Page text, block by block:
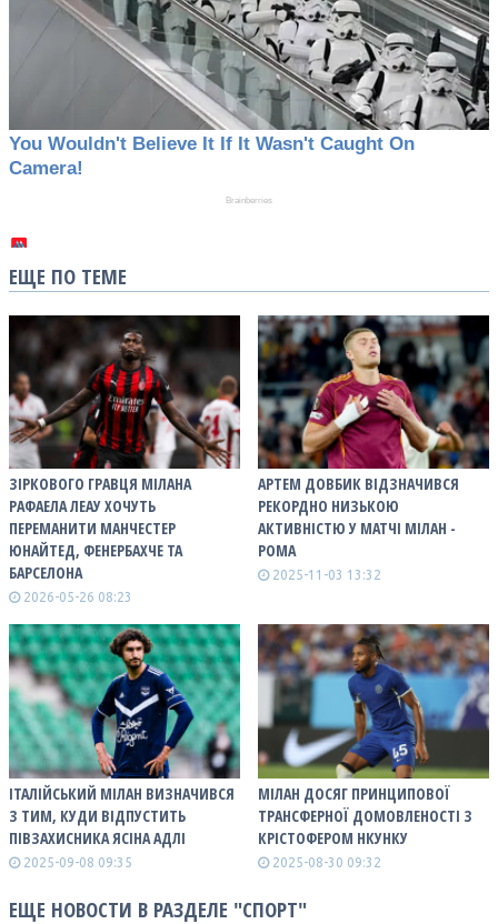
ЕЩЕ ПО ТЕМЕ
ЗІРКОВОГО ГРАВЦЯ МІЛАНА
РАФАЕЛА ЛЕАУ ХОЧУТЬ
ПЕРЕМАНИТИ МАНЧЕСТЕР
ЮНАЙТЕД, ФЕНЕРБАХЧЕ ТА
БАРСЕЛОНА
2026-05-26 08:23
АРТЕМ ДОВБИК ВІДЗНАЧИВСЯ
РЕКОРДНО НИЗЬКОЮ
АКТИВНІСТЮ У МАТЧІ МІЛАН -
РОМА
2025-11-03 13:32
ІТАЛІЙСЬКИЙ МІЛАН ВИЗНАЧИВСЯ
З ТИМ, КУДИ ВІДПУСТИТЬ
ПІВЗАХИСНИКА ЯСІНА АДЛІ
2025-09-08 09:35
МІЛАН ДОСЯГ ПРИНЦИПОВОЇ
ТРАНСФЕРНОЇ ДОМОВЛЕНОСТІ З
КРІСТОФЕРОМ НКУНКУ
2025-08-30 09:32
ЕЩЕ НОВОСТИ В РАЗДЕЛЕ "СПОРТ"